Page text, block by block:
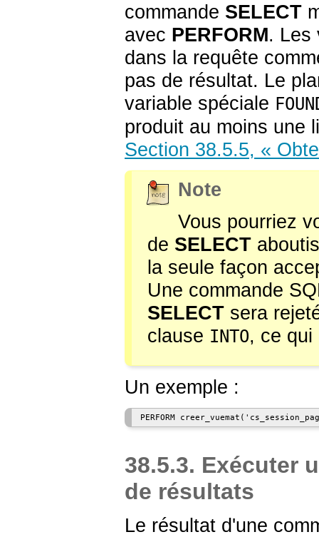
commande SELECT
avec PERFORM. Les
dans la requête
pas de résultat. Le
variable spéciale
produit au moins une
Section 38.5.5, «
Note
Vous pourriez
de SELECT
la seule façon
Une commande
SELECTsera
clause INTO, ce qui
Un exemple :
38.5.3. Exécuter
de résultats
Le résultat d'une